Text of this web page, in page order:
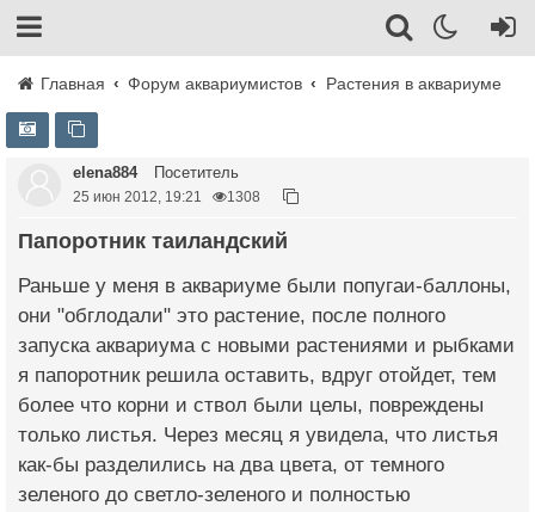
Главная Форум аквариумистов Растения в аквариуме
elena884 Посетитель
25 июн 2012, 19:21 1308
Папоротник таиландский
Раньше у меня в аквариуме были попугаи-баллоны,
они "обглодали" это растение, после полного
запуска аквариума с новыми растениями и рыбками
я папоротник решила оставить, вдруг отойдет, тем
более что корни и ствол были целы, повреждены
только листья. Через месяц я увидела, что листья
как-бы разделились на два цвета, от темного
зеленого до светло-зеленого и полностью